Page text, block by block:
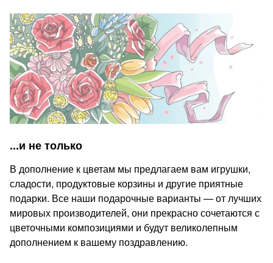
...и не только
В дополнение к цветам мы предлагаем вам игрушки,
сладости, продуктовые корзины и другие приятные
подарки. Все наши подарочные варианты — от лучших
мировых производителей, они прекрасно сочетаются с
цветочными композициями и будут великолепным
дополнением к вашему поздравлению.